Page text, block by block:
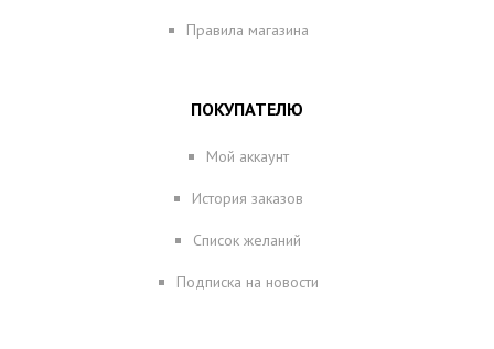
Правила магазина
ПОКУПАТЕЛЮ
Мой аккаунт
История заказов
Список желаний
Подписка на новости